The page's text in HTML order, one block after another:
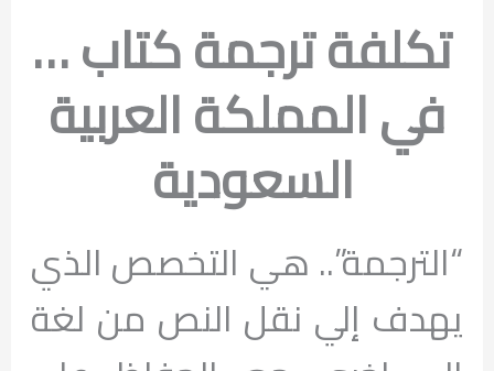
تكلفة ترجمة كتاب …
في المملكة العربية
السعودية
“الترجمة”.. هي التخصص الذي
يهدف إلي نقل النص من لغة